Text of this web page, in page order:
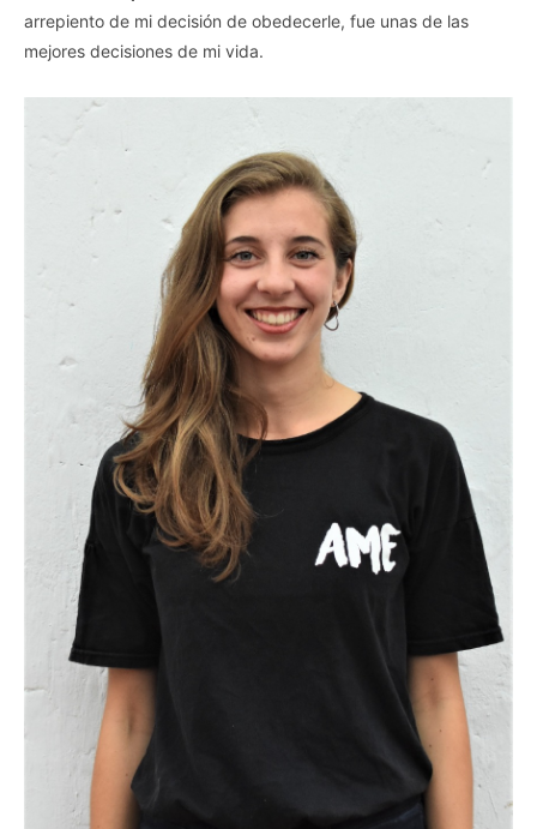
arrepiento de mi decisión de obedecerle, fue unas de las
mejores decisiones de mi vida.